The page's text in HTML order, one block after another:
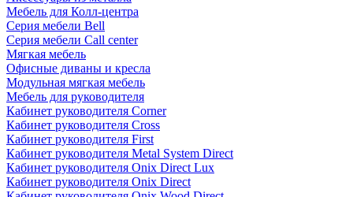
Мебель для Колл-центра
Серия мебели Bell
Серия мебели Call center
Мягкая мебель
Офисные диваны и кресла
Модульная мягкая мебель
Мебель для руководителя
Кабинет руководителя Corner
Кабинет руководителя Cross
Кабинет руководителя First
Кабинет руководителя Metal System Direct
Кабинет руководителя Onix Direct Lux
Кабинет руководителя Onix Direct